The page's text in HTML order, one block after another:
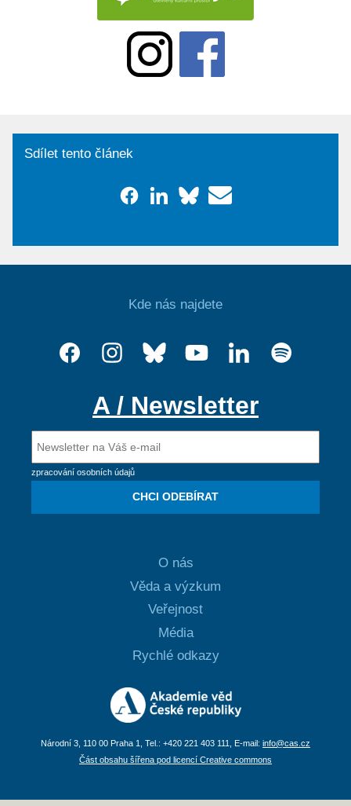
Sdílet tento článek
Kde nás najdete
A / Newsletter
zpracování osobních údajů
CHCI ODEBÍRAT
O nás
Věda a výzkum
Veřejnost
Média
Rychlé odkazy
Národní 3, 110 00 Praha 1, Tel.: +420 221 403 111, E-mail: info@cas.cz
Část obsahu šířena pod licencí Creative commons